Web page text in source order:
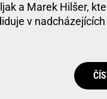
a Marek Hilšer,
v